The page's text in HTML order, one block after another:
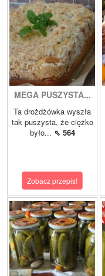
MEGA PUSZYSTA...
Ta drożdżówka wyszła
tak puszysta, że ciężko
było... ⇖ 564
Zobacz przepis!